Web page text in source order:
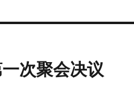
次聚会决议